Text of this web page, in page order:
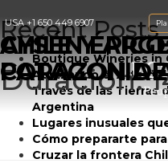
USA+1 650 449 6907
Duración:
AYSÉN
PATAGONIA
CHILE Y
CORAZÓN
Recent Posts
Boutique Wineries in
Abrazando el Arte del
Través de las Tierras
Argentina
Lugares inusuales
Cómo prepararte
Cruzar la frontera